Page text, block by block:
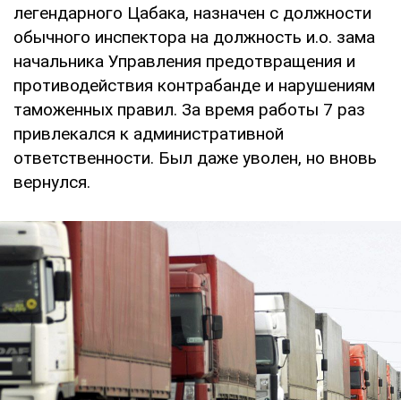
легендарного Цабака, назначен с должности
обычного инспектора на должность и.о. зама
начальника Управления предотвращения и
противодействия контрабанде и нарушениям
таможенных правил. За время работы 7 раз
привлекался к административной
ответственности. Был даже уволен, но вновь
вернулся.